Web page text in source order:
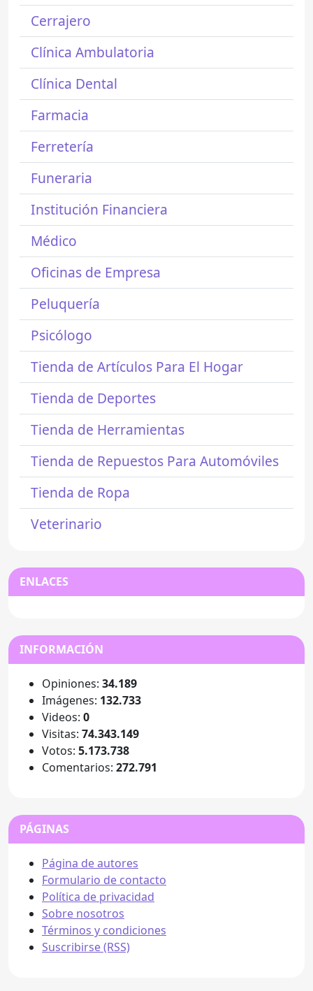
Cerrajero
Clínica Ambulatoria
Clínica Dental
Farmacia
Ferretería
Funeraria
Institución Financiera
Médico
Oficinas de Empresa
Peluquería
Psicólogo
Tienda de Artículos Para El Hogar
Tienda de Deportes
Tienda de Herramientas
Tienda de Repuestos Para Automóviles
Tienda de Ropa
Veterinario
ENLACES
INFORMACIÓN
Opiniones: 34.189
Imágenes: 132.733
Videos: 0
Visitas: 74.343.149
Votos: 5.173.738
Comentarios: 272.791
PÁGINAS
Página de autores
Formulario de contacto
Política de privacidad
Sobre nosotros
Términos y condiciones
Suscribirse (RSS)